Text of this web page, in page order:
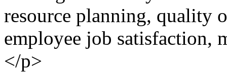
resource planning, quality
employee job satisfaction,
</p>